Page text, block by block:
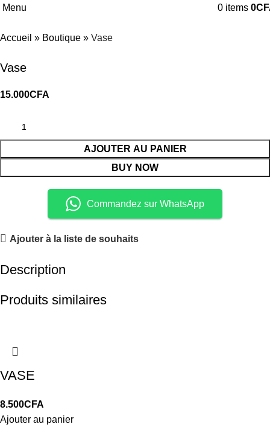
Menu 0 items 0
Accueil » Boutique » Vase
Vase
15.000CFA
AJOUTER AU PANIER
BUY NOW
Commandez sur WhatsApp
Ajouter à la liste de souhaits
Description
Produits similaires
VASE
8.500CFA
Ajouter au panier